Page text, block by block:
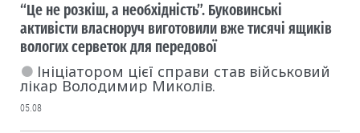
“Це не розкіш, а необхідність”. Буковинські
активісти власноруч виготовили вже тисячі ящиків
вологих серветок для передової
Ініціатором цієї справи став військовий
лікар Володимир Миколів.
05.08